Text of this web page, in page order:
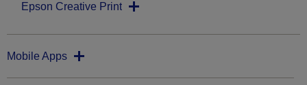
Epson Creative Print
Mobile Apps